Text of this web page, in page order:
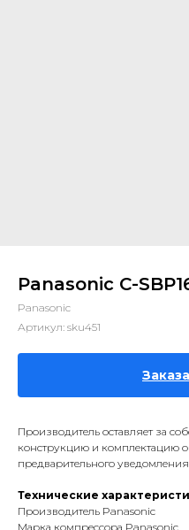
Panasonic C-
Panasonic
Артикул: sku451
Производитель оставляет за
конструкцию и комплектацию
предварительного уведомления
Технические
Производитель Panasonic
Марка компрессора Panasonic